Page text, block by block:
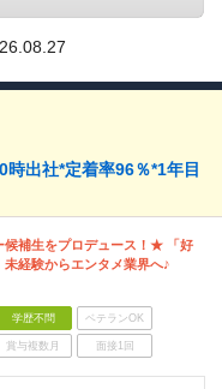
出社*定着率96％*1年目
補生をプロデュース！★ 「好
未経験からエンタメ業界へ♪
学歴不問 ベテランOK
賞与複数月 面接1回